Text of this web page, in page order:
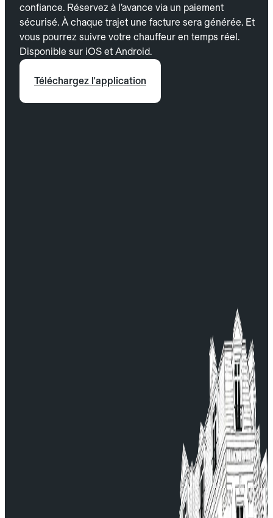
confiance. Réservez à l’avance via un paiement
sécurisé. À chaque trajet une facture sera générée. Et
vous pourrez suivre votre chauffeur en temps réel.
Disponible sur iOS et Android.
Téléchargez l'application